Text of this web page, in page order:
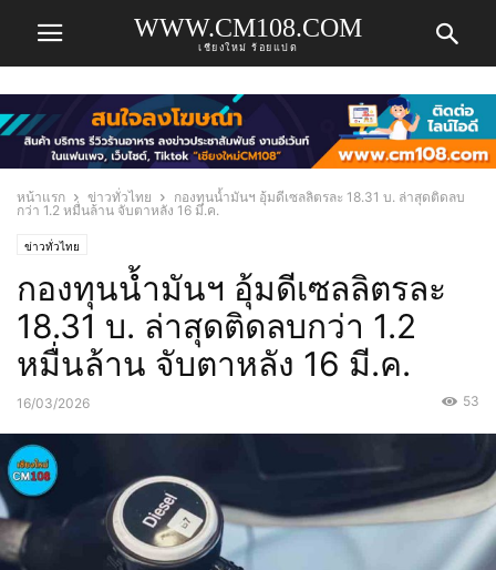
WWW.CM108.COM
เชียงใหม่ ร้อยแปด
หน้าแรก ข่าวทั่วไทย
กองทุนน้ำมันฯ อุ้มดีเซลลิตรละ 18.31 บ. ล่าสุดติดลบ
กว่า 1.2 หมื่นล้าน จับตาหลัง 16 มี.ค.
ข่าวทั่วไทย
กองทุนน้ำมันฯ อุ้มดีเซลลิตรละ
18.31 บ. ล่าสุดติดลบกว่า 1.2
หมื่นล้าน จับตาหลัง 16 มี.ค.
16/03/2026 53